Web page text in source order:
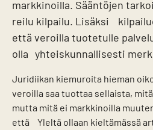
markkinoilla. Sääntöjen
reilu kilpailu. Lisäksi
että veroilla tuotetulle
olla yhteiskunnallisesti
Juridiikan kiemuroita hieman
veroilla saa tuottaa sellaista,
mutta mitä ei markkinoilla
että Yleltä ollaan kieltämässä